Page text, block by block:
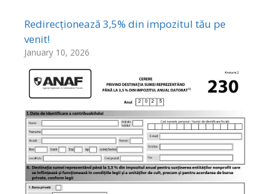
Redirecționează 3,5% din impozitul tău pe
venit!
January 10, 2026